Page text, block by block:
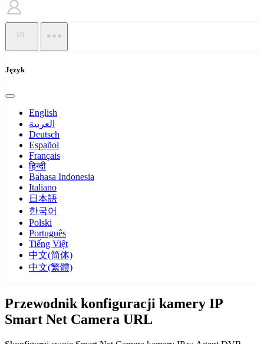
PL
Język
English
العربية
Deutsch
Español
Français
हिन्दी
Bahasa Indonesia
Italiano
日本語
한국어
Polski
Português
Tiếng Việt
中文(简体)
中文(繁體)
Przewodnik konfiguracji kamery IP
Smart Net Camera URL